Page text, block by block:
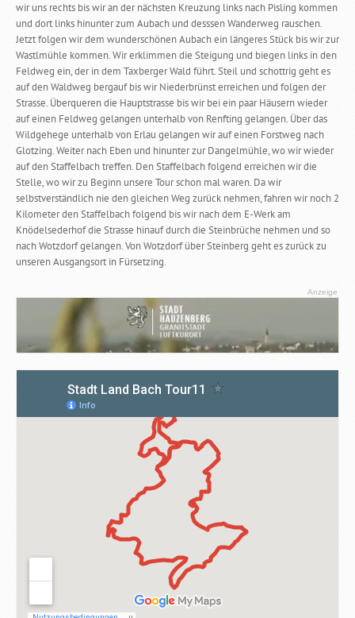
wir uns rechts bis wir an der nächsten Kreuzung links nach Pisling kommen
und dort links hinunter zum Aubach und desssen Wanderweg rauschen.
Jetzt folgen wir dem wunderschönen Aubach ein längeres Stück bis wir zur
Wastlmühle kommen. Wir erklimmen die Steigung und biegen links in den
Feldweg ein, der in dem Taxberger Wald führt. Steil und schottrig geht es
auf den Waldweg bergauf bis wir Niederbrünst erreichen und folgen der
Strasse. Überqueren die Hauptstrasse bis wir bei ein paar Häusern wieder
auf einen Feldweg gelangen unterhalb von Renfting gelangen. Über das
Wildgehege unterhalb von Erlau gelangen wir auf einen Forstweg nach
Glotzing. Weiter nach Eben und hinunter zur Dangelmühle, wo wir wieder
auf den Staffelbach treffen. Den Staffelbach folgend erreichen wir die
Stelle, wo wir zu Beginn unsere Tour schon mal waren. Da wir
selbstverständlich nie den gleichen Weg zurück nehmen, fahren wir noch 2
Kilometer den Staffelbach folgend bis wir nach dem E-Werk am
Knödelsederhof die Strasse hinauf durch die Steinbrüche nehmen und so
nach Wotzdorf gelangen. Von Wotzdorf über Steinberg geht es zurück zu
unseren Ausgangsort in Fürsetzing.
Anzeige